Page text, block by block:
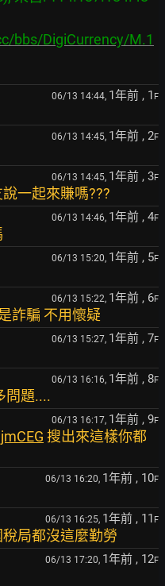
bbs/DigiCurrency/M.1
06/13 14:44, 1年前 , 1 F
06/13 14:45, 1年前 , 2F
06/13 14:45, 1年前 , 3F
一起來賺嗎???
06/13 14:46, 1年前 , 4F
06/13 15:20, 1年前 , 5F
06/13 15:22, 1年前 , 6F
詐騙 不用懷疑
06/13 15:27, 1年前 , 7F
06/13 16:16, 1年前 , 8F
問題....
06/13 16:17, 1年前 , 9F
搜出來這樣你都
06/13 16:20, 1年前 , 10F
06/13 16:25, 1年前 , 11 F
局都沒這麼勤勞
06/13 17:20, 1年前 , 12F